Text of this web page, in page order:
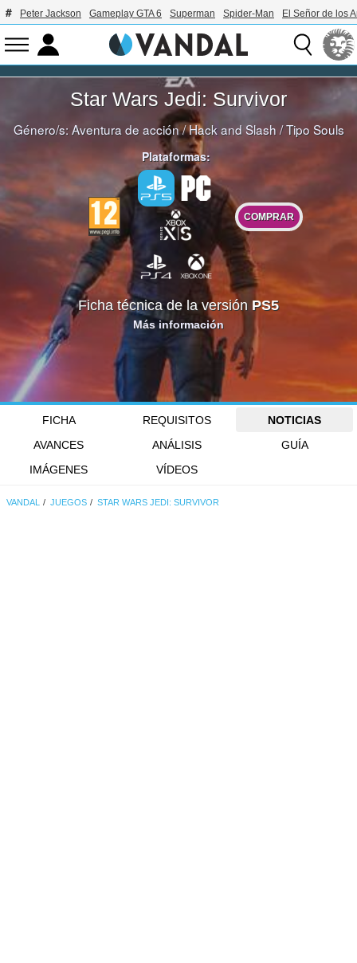
Peter Jackson Gameplay GTA 6 Superman Spider-Man El Señor de los
Star Wars Jedi: Survivor
Género/s:Aventura de acción/Hack and Slash/Tipo Souls
Plataformas:
COMPRAR
Ficha técnica de la versión PS5
Más información
FICHA REQUISITOS
NOTICIAS
AVANCES
ANÁLISIS
GUÍA
IMÁGENES
VÍDEOS
VANDAL JUEGOS STAR WARS JEDI: SURVIVOR